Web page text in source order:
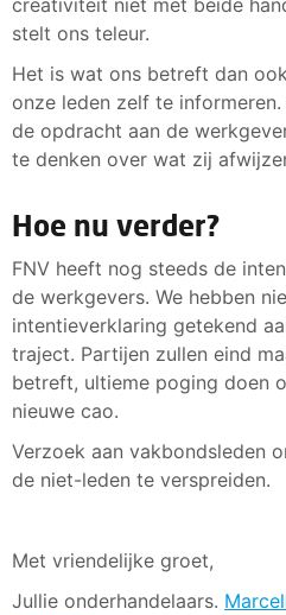
stelt ons teleur.
Het is wat ons betreft dan
onze leden zelf te
de opdracht aan de
te denken over wat zij
Hoe nu verder?
FNV heeft nog steeds de
de werkgevers. We hebben
intentieverklaring getekend
traject. Partijen zullen eind
betreft, ultieme poging doen
nieuwe cao.
Verzoek aan vakbondsleden
de niet-leden te verspreiden.
Met vriendelijke groet,
Jullie onderhandelaars.